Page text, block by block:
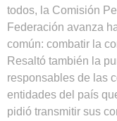
todos, la Comisión
Federación avanza
común: combatir la
Resaltó también la
responsables de las
entidades del país
pidió transmitir sus